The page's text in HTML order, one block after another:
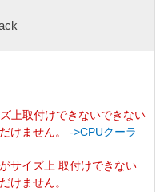
上取付けできないできない
けません。 ->CPUクーラ
サイズ上 取付けできない
けません。